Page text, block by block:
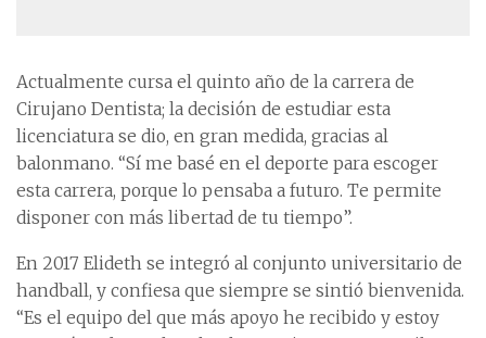
Actualmente cursa el quinto año de la carrera de
Cirujano Dentista; la decisión de estudiar esta
licenciatura se dio, en gran medida, gracias al
balonmano. “Sí me basé en el deporte para escoger
esta carrera, porque lo pensaba a futuro. Te permite
disponer con más libertad de tu tiempo”.
En 2017 Elideth se integró al conjunto universitario de
handball, y confiesa que siempre se sintió bienvenida.
“Es el equipo del que más apoyo he recibido y estoy